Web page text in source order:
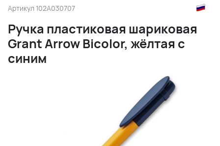
Артикул 102A030707
Ручка пластиковая шариковая
Grant Arrow Bicolor, жёлтая с
синим